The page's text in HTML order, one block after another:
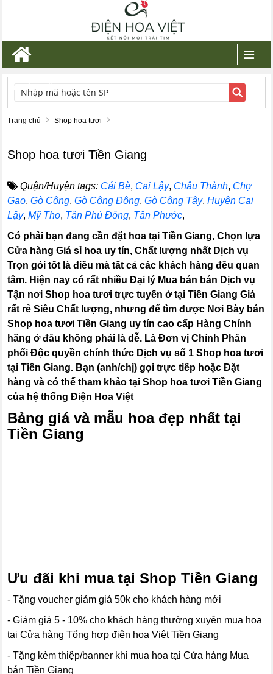
TÌM KIẾM
Trang chủ Shop hoa tươi
Shop hoa tươi Tiền Giang
Quận/Huyện tags: Cái Bè, Cai Lậy, Châu Thành, Chợ
Gạo,Gò Công,Gò Công Đông,Gò Công Tây,Huyện Cai
Lậy,Mỹ Tho, Tân Phú Đông, Tân Phước,
Có phải bạn đang cần đặt hoa tại Tiền Giang, Chọn lựa
Cửa hàng Giá sỉ hoa uy tín, Chất lượng nhất Dịch vụ
Trọn gói tốt là điều mà tất cả các khách hàng đều quan
tâm. Hiện nay có rất nhiều Đại lý Mua bán bán Dịch vụ
Tận nơi Shop hoa tươi trực tuyến ở tại Tiền Giang Giá
rất rẻ Siêu Chất lượng, nhưng để tìm được Nơi Bày bán
Shop hoa tươi Tiền Giang uy tín cao cấp Hàng Chính
hãng ở đâu không phải là dễ. Là Đơn vị Chính Phân
phối Độc quyền chính thức Dịch vụ số 1 Shop hoa tươi
tại Tiền Giang. Bạn (anh/chị) gọi trực tiếp hoặc Đặt
hàng và có thể tham khảo tại Shop hoa tươi Tiền Giang
của hệ thống Điện Hoa Việt
Bảng giá và mẫu hoa đẹp nhất tại
Tiền Giang
Ưu đãi khi mua tại Shop Tiền Giang
- Tặng voucher giảm giá 50k cho khách hàng mới
- Giảm giá 5 - 10% cho khách hàng thường xuyên mua hoa
tại Cửa hàng Tổng hợp điện hoa Việt Tiền Giang
- Tặng kèm thiệp/banner khi mua hoa tại Cửa hàng Mua
bán Tiền Giang